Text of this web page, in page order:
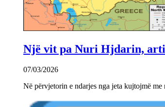
Një vit pa Nuri Hjdarin,
07/03/2026
Në përvjetorin e ndarjes nga jeta kujtojmë